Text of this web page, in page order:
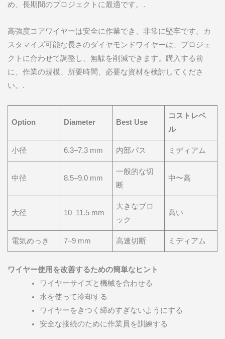
め、長期間のプロジェクトに最適です。.
高強度コアワイヤーは安全に作業でき、非常に堅牢です。カ
スタマイズ可能な長さのダイヤモンドワイヤーは、プロジェ
クトに合わせて調整し、無駄を削減できます。購入する前
に、作業の規模、所要時間、必要な資材を検討してくださ
い。.
Option Diameter Best Use
コストレベ
ル
小径 6.3–7.3 mm 内部パス ミディアム
中径 8.5–9.0 mm
一般的な切
断
中〜高
大径 10–11.5 mm
大きなブロ
ック
高い
電気めっき 7–9 mm 高速切断 ミディアム
ワイヤー使用を改善するための簡単なヒント
ワイヤーサイズと機械を合わせる
水を使って冷却する
ワイヤーをきつく締めすぎないようにする
安全な接続のために作業員を訓練する